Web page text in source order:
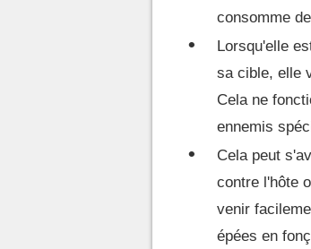
consomme
Lorsqu'elle
sa cible, elle
Cela ne
ennemis
Cela peut
contre l'hôte
venir
épées en